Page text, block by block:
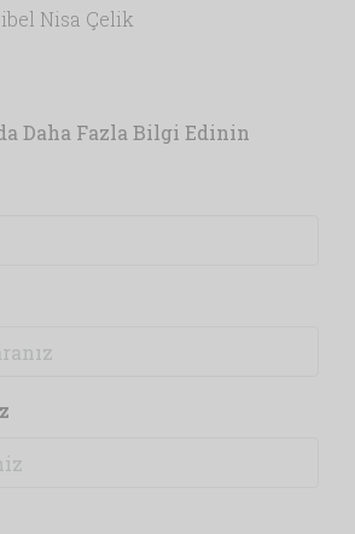
Nisa Çelik
Daha Fazla Bilgi Edinin